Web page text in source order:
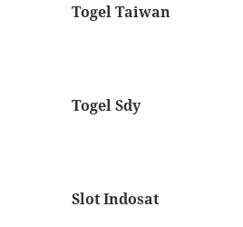
Togel Taiwan
Togel Sdy
Slot Indosat